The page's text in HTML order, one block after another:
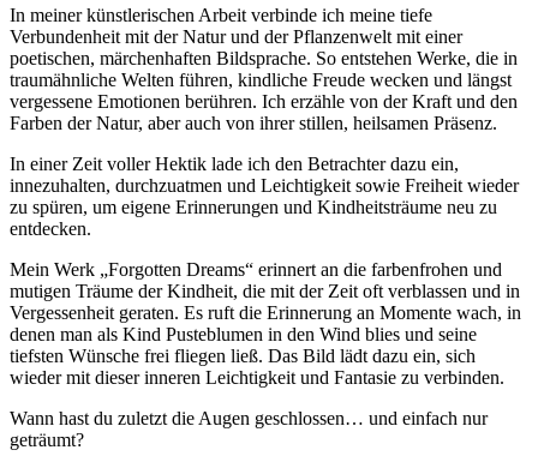
In meiner künstlerischen Arbeit verbinde ich meine tiefe
Verbundenheit mit der Natur und der Pflanzenwelt mit einer
poetischen, märchenhaften Bildsprache. So entstehen Werke, die in
traumähnliche Welten führen, kindliche Freude wecken und längst
vergessene Emotionen berühren. Ich erzähle von der Kraft und den
Farben der Natur, aber auch von ihrer stillen, heilsamen Präsenz.
In einer Zeit voller Hektik lade ich den Betrachter dazu ein,
innezuhalten, durchzuatmen und Leichtigkeit sowie Freiheit wieder
zu spüren, um eigene Erinnerungen und Kindheitsträume neu zu
entdecken.
Mein Werk „Forgotten Dreams“ erinnert an die farbenfrohen und
mutigen Träume der Kindheit, die mit der Zeit oft verblassen und in
Vergessenheit geraten. Es ruft die Erinnerung an Momente wach, in
denen man als Kind Pusteblumen in den Wind blies und seine
tiefsten Wünsche frei fliegen ließ. Das Bild lädt dazu ein, sich
wieder mit dieser inneren Leichtigkeit und Fantasie zu verbinden.
Wann hast du zuletzt die Augen geschlossen… und einfach nur
geträumt?